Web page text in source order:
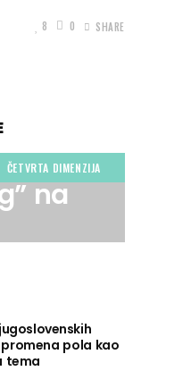
8 0 SHARE
ČETVRTA DIMENZIJA
na
pola kao
tema